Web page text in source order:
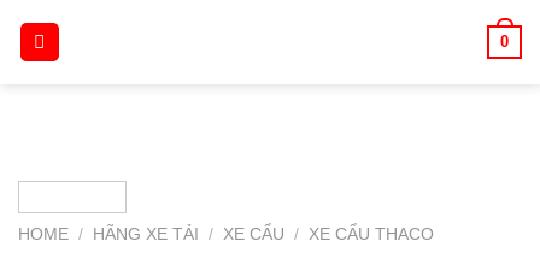
0
HOME / HÃNG XE TẢI / XE CẨU / XE CẨU THACO